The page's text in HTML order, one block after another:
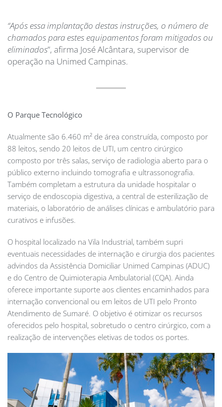
“Após essa implantação destas instruções, o número de
chamados para estes equipamentos foram mitigados ou
eliminados”, afirma José Alcântara, supervisor de
operação na Unimed Campinas.
O Parque Tecnológico
Atualmente são 6.460 m² de área construída, composto por
88 leitos, sendo 20 leitos de UTI, um centro cirúrgico
composto por três salas, serviço de radiologia aberto para o
público externo incluindo tomografia e ultrassonografia.
Também completam a estrutura da unidade hospitalar o
serviço de endoscopia digestiva, a central de esterilização de
materiais, o laboratório de análises clínicas e ambulatório para
curativos e infusões.
O hospital localizado na Vila Industrial, também supri
eventuais necessidades de internação e cirurgia dos pacientes
advindos da Assistência Domiciliar Unimed Campinas (ADUC)
e do Centro de Quimioterapia Ambulatorial (CQA). Ainda
oferece importante suporte aos clientes encaminhados para
internação convencional ou em leitos de UTI pelo Pronto
Atendimento de Sumaré. O objetivo é otimizar os recursos
oferecidos pelo hospital, sobretudo o centro cirúrgico, com a
realização de intervenções eletivas de todos os portes.